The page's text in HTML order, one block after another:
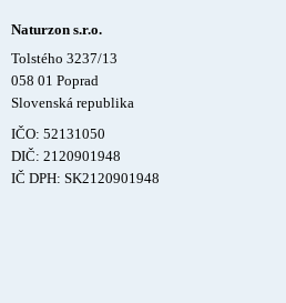
Naturzon s.r.o.
Tolstého 3237/13
058 01 Poprad
Slovenská republika
IČO: 52131050
DIČ: 2120901948
IČ DPH: SK2120901948